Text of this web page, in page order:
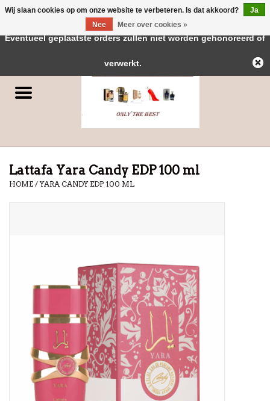
Parfums
Lattafa Yara Candy EDP 100 ml
HOME /YARA CANDY EDP 100 ML
Wij slaan cookies op om onze website te verbeteren. Is dat akkoord?
Ja
Nee
Meer over cookies »
← Keer terug naar de backofficeDeze winkel is in aanbouw.
Eventueel geplaatste orders zullen niet worden gehonoreerd of
verwerkt.